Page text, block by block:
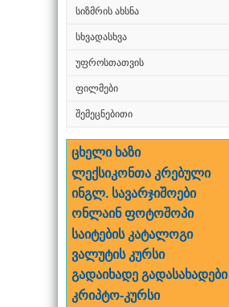
სიზმრის ახსნა
სხვადასხვა
უფროსთათვის
ფილმები
შემეცნებითი
ცხელი ხაზი
ლექსიკონთა კრებული
ინგლ. სავარჯიშოები
ონლაინ ფოტოშოპი
საიტების კატალოგი
ვალუტის კურსი
გადაიხადე გადასახადები
კრიპტო-კურსი